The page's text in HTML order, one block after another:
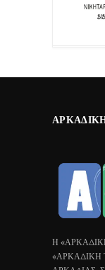
Η «ΑΡΚΑΔΙΚΗ
«ΑΡΚΑΔΙΚΗ